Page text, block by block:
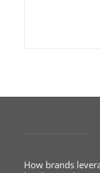
How brands